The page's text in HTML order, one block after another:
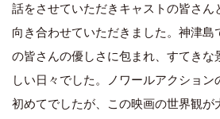
話をさせていただきキャストの皆さん
向き合わせていただきました。神津島
の皆さんの優しさに包まれ、すてきな
しい日々でした。ノワールアクション
初めてでしたが、この映画の世界観が